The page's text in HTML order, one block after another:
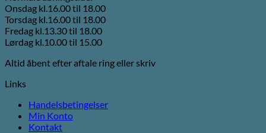
Onsdag kl.16.00 til 18.00
Torsdag kl.16.00 til 18.00
Fredag kl.13.30 til 18.00
Lørdag kl.10.00 til 15.00
Altid åbent efter aftale ring eller skriv
Links
Handelsbetingelser
Min Konto
Kontakt